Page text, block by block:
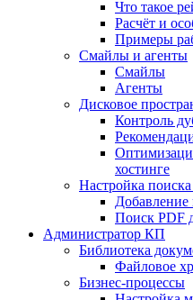
Что такое
Расчёт и
Примеры
Смайлы и агенты
Смайлы
Агенты
Дисковое
Контроль
хостинге
Настройка
Поиск PDF
Администратор КП
Библиотека
Файловое
Бизнес-процессы